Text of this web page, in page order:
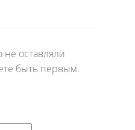
не оставляли
быть первым.